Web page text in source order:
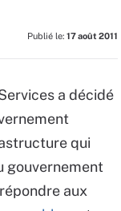
Publié le: 17 août 2011
a décidé
qui
gouvernement
aux